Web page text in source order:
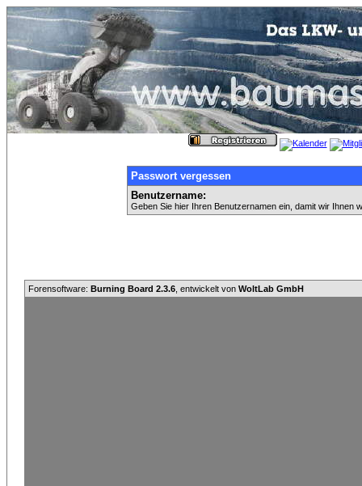
Passwort vergessen
Benutzername:
Geben Sie hier Ihren Benutzernamen ein, damit wir Ihnen
Forensoftware: Burning Board 2.3.6 , entwickelt von WoltLab GmbH